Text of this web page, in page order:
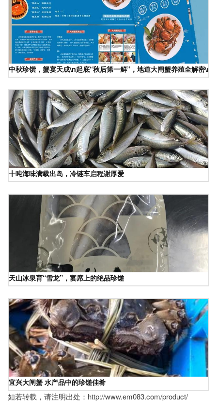
中秋珍馔，蟹宴天成\n起底“秋后第一鲜”，地道大闸蟹养殖全解密
十吨海味满载出岛，冷链车启程谢厚爱
天山冰泉育“雪龙”，宴席上的绝品珍馐
宜兴大闸蟹 水产品中的珍馐佳肴
如若转载，请注明出处：http://www.em083.com/product/